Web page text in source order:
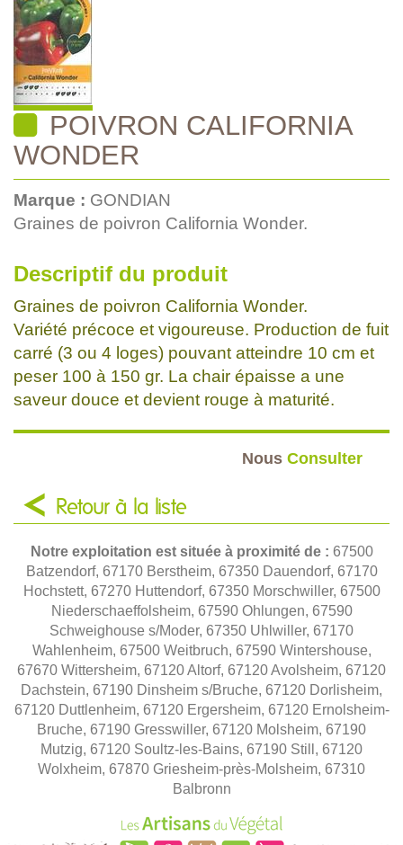
POIVRON CALIFORNIA
WONDER
Marque : GONDIAN
Graines de poivron California Wonder.
Descriptif du produit
Graines de poivron California Wonder.
Variété précoce et vigoureuse. Production de fuit
carré (3 ou 4 loges) pouvant atteindre 10 cm et
peser 100 à 150 gr. La chair épaisse a une
saveur douce et devient rouge à maturité.
Nous Consulter
Retour à la liste
Notre exploitation est située à proximité de : 67500
Batzendorf, 67170 Berstheim, 67350 Dauendorf, 67170
Hochstett, 67270 Huttendorf, 67350 Morschwiller, 67500
Niederschaeffolsheim, 67590 Ohlungen, 67590
Schweighouse s/Moder, 67350 Uhlwiller, 67170
Wahlenheim, 67500 Weitbruch, 67590 Wintershouse,
67670 Wittersheim, 67120 Altorf, 67120 Avolsheim, 67120
Dachstein, 67190 Dinsheim s/Bruche, 67120 Dorlisheim,
67120 Duttlenheim, 67120 Ergersheim, 67120 Ernolsheim-
Bruche, 67190 Gresswiller, 67120 Molsheim, 67190
Mutzig, 67120 Soultz-les-Bains, 67190 Still, 67120
Wolxheim, 67870 Griesheim-près-Molsheim, 67310
Balbronn